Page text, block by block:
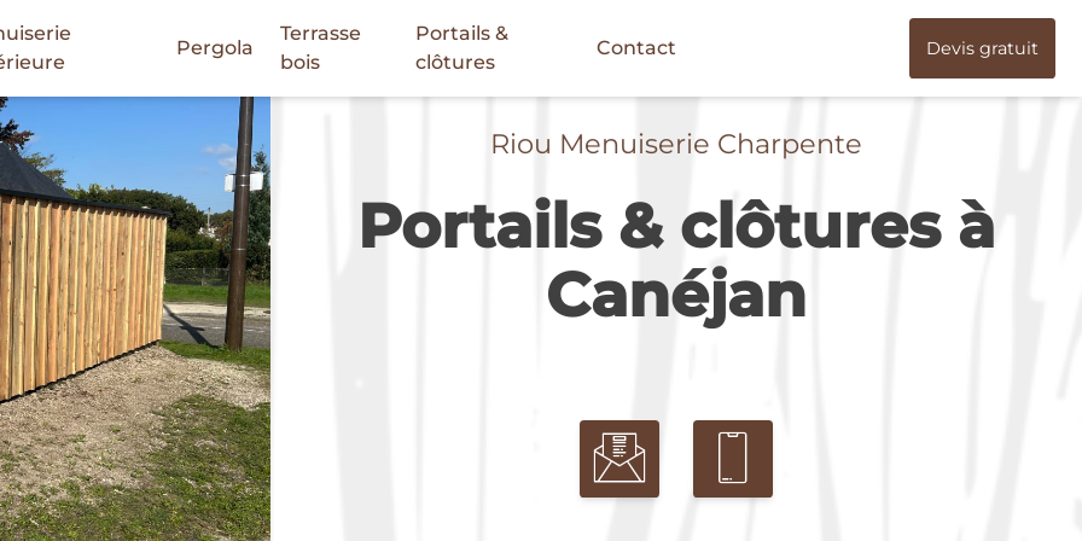
Pergola
Terrasse
bois
Portails &
clôtures
Contact Devis gratuit
Riou Menuiserie Charpente
Portails & clôtures à
Canéjan